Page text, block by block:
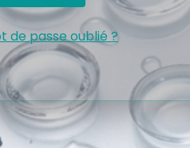
de passe oublié ?